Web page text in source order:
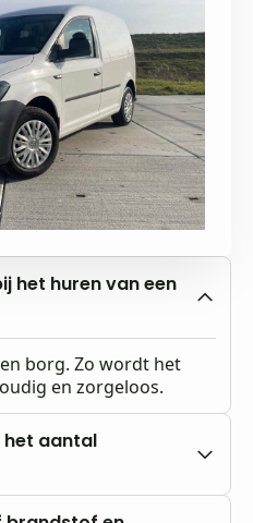
het huren van een
borg. Zo wordt het
en zorgeloos.
het aantal